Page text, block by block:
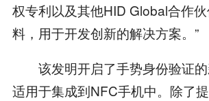
权专利以及其他HID Global合作
料，用于开发创新的解决方案。”
该发明开启了手势身份验证的
适用于集成到NFC手机中。除了